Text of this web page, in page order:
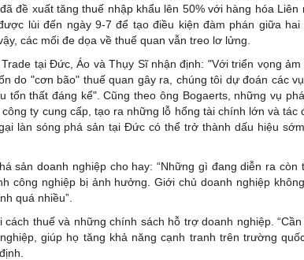
đề xuất tăng thuế nhập khẩu lên 50% với hàng hóa Liên
lùi đến ngày 9-7 để tạo điều kiện đàm phán giữa hai
các mối đe dọa về thuế quan vẫn treo lơ lửng.
tại Đức, Áo và Thụy Sĩ nhận định: "Với triển vọng ảm
do "cơn bão" thuế quan gây ra, chúng tôi dự đoán các
thất đáng kể". Cũng theo ông Bogaerts, những vụ
ty cung cấp, tạo ra những lỗ hổng tài chính lớn và tác
làn sóng phá sản tại Đức có thể trở thành dấu hiệu
sản doanh nghiệp cho hay: “Những gì đang diễn ra còn
công nghiệp bị ảnh hưởng. Giới chủ doanh nghiệp
quá nhiều”.
thuế và những chính sách hỗ trợ doanh nghiệp. “Cần
giúp họ tăng khả năng cạnh tranh trên trường quốc